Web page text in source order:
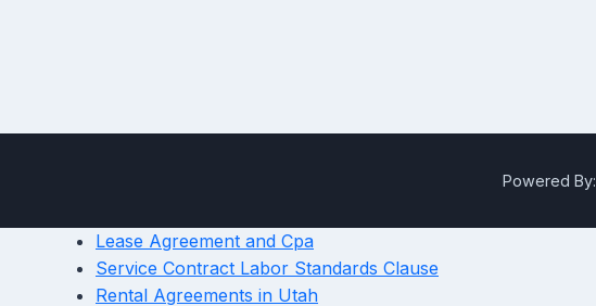
Powered By:
Lease Agreement and Cpa
Service Contract Labor Standards Clause
Rental Agreements in Utah